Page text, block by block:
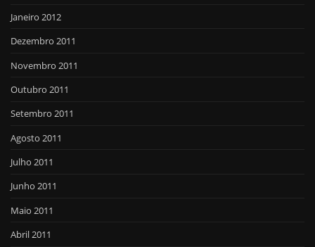
Janeiro 2012
Dezembro 2011
Novembro 2011
Outubro 2011
Setembro 2011
Agosto 2011
Julho 2011
Junho 2011
Maio 2011
Abril 2011